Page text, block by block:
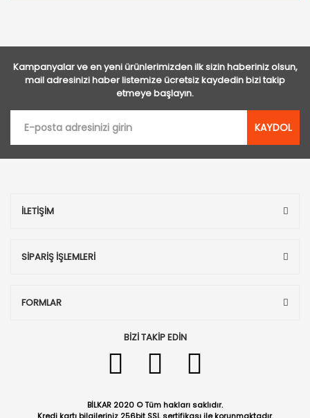
Kampanyalar ve en yeni ürünlerimizden ilk sizin haberiniz olsun,
mail adresinizi haber listemize ücretsiz kaydedin bizi takip
etmeye başlayın.
KAYDOL
İLETİŞİM
SİPARİŞ İŞLEMLERİ
FORMLAR
BİZİ TAKİP EDİN
BİLKAR 2020 © Tüm hakları saklıdır.